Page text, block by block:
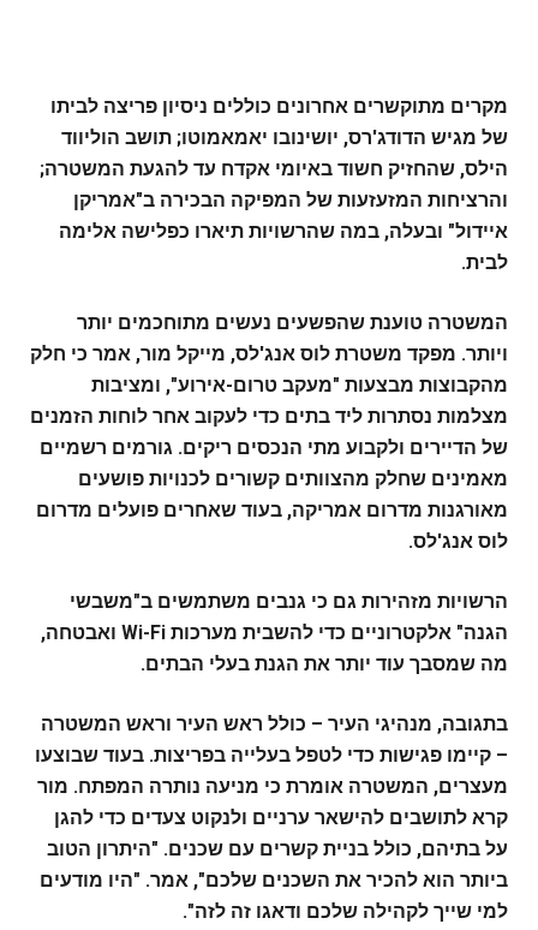
מקרים מתוקשרים אחרונים כוללים ניסיון פריצה לביתו
של מגיש הדודג'רס, יושינובו יאמאמוטו; תושב הוליווד
הילס, שהחזיק חשוד באיומי אקדח עד להגעת המשטרה;
והרציחות המזעזעות של המפיקה הבכירה ב"אמריקן
איידול" ובעלה, במה שהרשויות תיארו כפלישה אלימה
לבית.
המשטרה טוענת שהפשעים נעשים מתוחכמים יותר
ויותר. מפקד משטרת לוס אנג'לס, מייקל מור, אמר כי חלק
מהקבוצות מבצעות "מעקב טרום-אירוע", ומציבות
מצלמות נסתרות ליד בתים כדי לעקוב אחר לוחות הזמנים
של הדיירים ולקבוע מתי הנכסים ריקים. גורמים רשמיים
מאמינים שחלק מהצוותים קשורים לכנויות פושעים
מאורגנות מדרום אמריקה, בעוד שאחרים פועלים מדרום
לוס אנג'לס.
הרשויות מזהירות גם כי גנבים משתמשים ב"משבשי
הגנה" אלקטרוניים כדי להשבית מערכות Wi-Fi ואבטחה,
מה שמסבך עוד יותר את הגנת בעלי הבתים.
בתגובה, מנהיגי העיר – כולל ראש העיר וראש המשטרה
– קיימו פגישות כדי לטפל בעלייה בפריצות. בעוד שבוצעו
מעצרים, המשטרה אומרת כי מניעה נותרה המפתח. מור
קרא לתושבים להישאר ערניים ולנקוט צעדים כדי להגן
על בתיהם, כולל בניית קשרים עם שכנים. "היתרון הטוב
ביותר הוא להכיר את השכנים שלכם", אמר. "היו מודעים
למי שייך לקהילה שלכם ודאגו זה לזה".